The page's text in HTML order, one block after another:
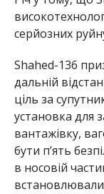
серйозних
Shahed-136
дальній
ціль за
установка для
вантажівку,
бути п’ять
в носовій